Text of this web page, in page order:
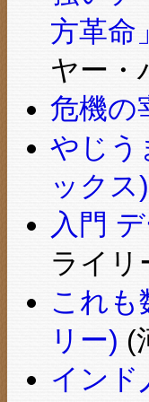
方革命」
ヤー・
危機の
やじう
ックス)
入門
ライリ
これも
リー) (
インド